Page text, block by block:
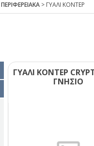
ΠΕΡΙΦΕΡΕΙΑΚΑ> ΓΥΑΛΙ ΚΟΝΤΕΡ
ΓΥΑΛΙ ΚΟΝΤΕΡ
ΓΝΗΣΙΟ